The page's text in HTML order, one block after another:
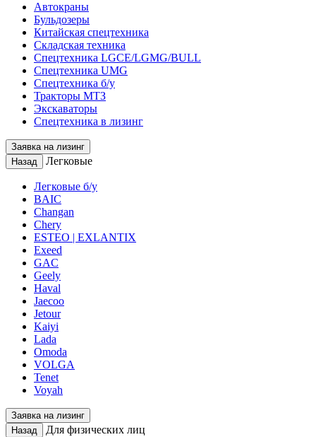
Автокраны
Бульдозеры
Китайская спецтехника
Складская техника
Спецтехника LGCE/LGMG/BULL
Спецтехника UMG
Спецтехника б/у
Тракторы МТЗ
Экскаваторы
Спецтехника в лизинг
Заявка на лизинг
Назад
Легковые
Легковые б/у
BAIC
Changan
Chery
ESTEO | EXLANTIX
Exeed
GAC
Geely
Haval
Jaecoo
Jetour
Kaiyi
Lada
Omoda
VOLGA
Tenet
Voyah
Заявка на лизинг
Назад
Для физических лиц